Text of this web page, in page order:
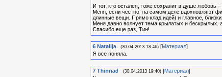
И тот, кто остался, тоже сохранит в душе любовь
Меня, если честно, на самом деле вдохновляют
длинные вещи. Прямо клад идей) и главное,
Меня давно волнует тема крылатых и бескрылых,
Спасибо еще раз, Тин!
6 Natalija (30.04.2013 18:46) [Материал]
Я все поняла.
7 Thinnad (30.04.2013 19:40) [Материал]